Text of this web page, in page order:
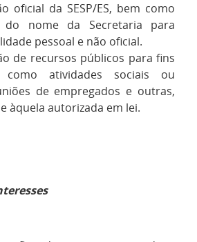
oficial da SESP/ES, bem como
nome da Secretaria para
pessoal e não oficial.
de recursos públicos para fins
como atividades sociais ou
de empregados e outras,
àquela autorizada em lei.